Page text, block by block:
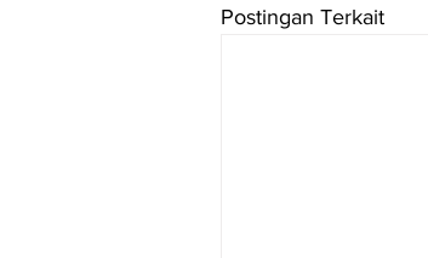
Postingan Terkait